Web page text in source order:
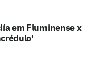
em Fluminense x